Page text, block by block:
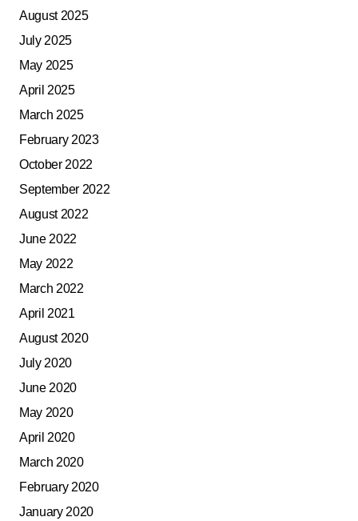
August 2025
July 2025
May 2025
April 2025
March 2025
February 2023
October 2022
September 2022
August 2022
June 2022
May 2022
March 2022
April 2021
August 2020
July 2020
June 2020
May 2020
April 2020
March 2020
February 2020
January 2020